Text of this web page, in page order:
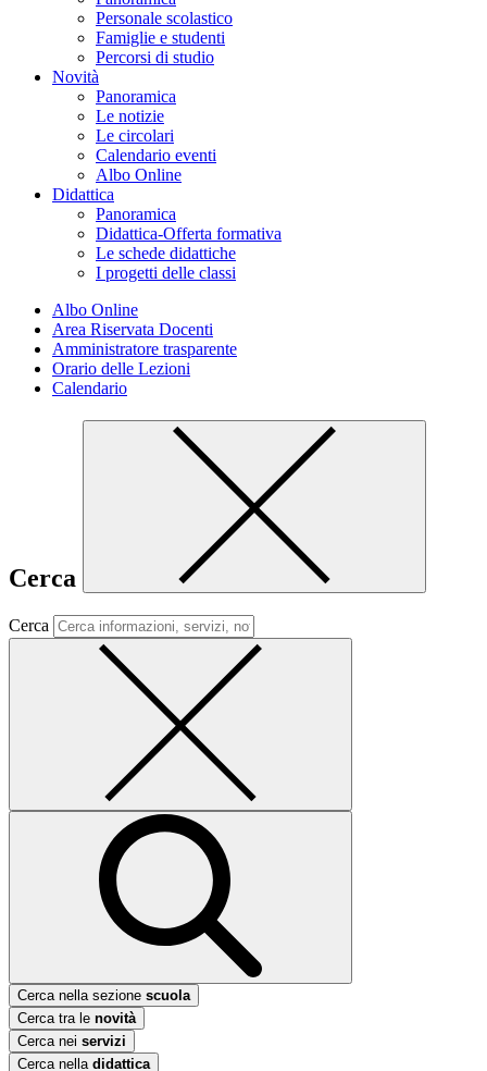
Personale scolastico
Famiglie e studenti
Percorsi di studio
Novità
Panoramica
Le notizie
Le circolari
Calendario eventi
Albo Online
Didattica
Panoramica
Didattica-Offerta formativa
Le schede didattiche
I progetti delle classi
Albo Online
Area Riservata Docenti
Amministratore trasparente
Orario delle Lezioni
Calendario
Cerca
Cerca
Cerca nella sezione scuola
Cerca tra le novità
Cerca nei servizi
Cerca nella didattica